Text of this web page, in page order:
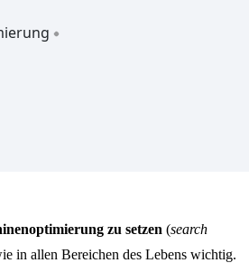
zu setzen (search
in allen Bereichen des Lebens wichtig.